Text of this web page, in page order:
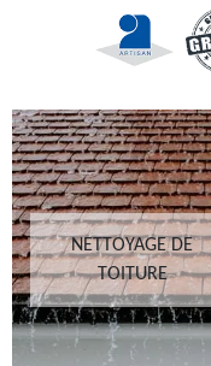
NETTOYAGE DE
TOITURE